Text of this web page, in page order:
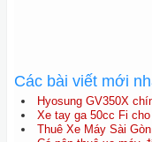
Các bài viết mới
Hyosung GV350X
Xe tay ga 50cc Fi
Thuê Xe Máy Sài